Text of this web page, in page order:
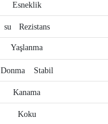
Esneklik
su Rezistans
Yaşlanma
Donma Stabil
Kanama
Koku